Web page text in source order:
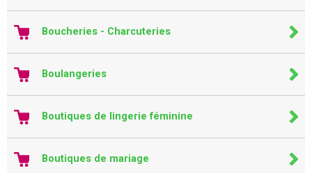
Boucheries - Charcuteries
Boulangeries
Boutiques de lingerie féminine
Boutiques de mariage